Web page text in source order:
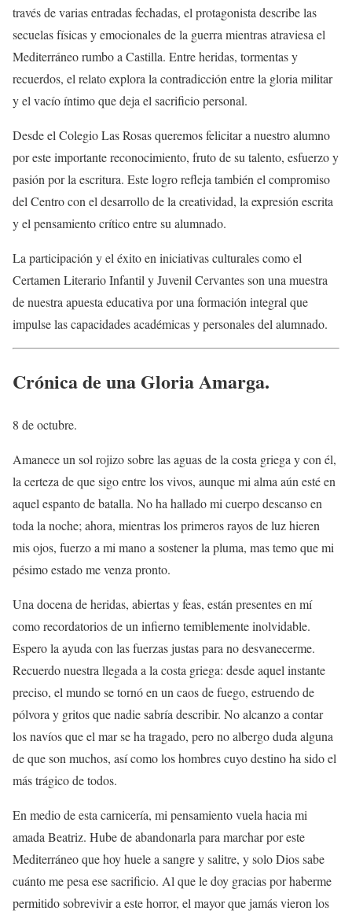
través de varias entradas fechadas, el protagonista describe las
secuelas físicas y emocionales de la guerra mientras atraviesa el
Mediterráneo rumbo a Castilla. Entre heridas, tormentas y
recuerdos, el relato explora la contradicción entre la gloria militar
y el vacío íntimo que deja el sacrificio personal.
Desde el Colegio Las Rosas queremos felicitar a nuestro alumno
por este importante reconocimiento, fruto de su talento, esfuerzo y
pasión por la escritura. Este logro refleja también el compromiso
del Centro con el desarrollo de la creatividad, la expresión escrita
y el pensamiento crítico entre su alumnado.
La participación y el éxito en iniciativas culturales como el
Certamen Literario Infantil y Juvenil Cervantes son una muestra
de nuestra apuesta educativa por una formación integral que
impulse las capacidades académicas y personales del alumnado.
Crónica de una Gloria Amarga.
8 de octubre.
Amanece un sol rojizo sobre las aguas de la costa griega y con él,
la certeza de que sigo entre los vivos, aunque mi alma aún esté en
aquel espanto de batalla. No ha hallado mi cuerpo descanso en
toda la noche; ahora, mientras los primeros rayos de luz hieren
mis ojos, fuerzo a mi mano a sostener la pluma, mas temo que mi
pésimo estado me venza pronto.
Una docena de heridas, abiertas y feas, están presentes en mí
como recordatorios de un infierno temiblemente inolvidable.
Espero la ayuda con las fuerzas justas para no desvanecerme.
Recuerdo nuestra llegada a la costa griega: desde aquel instante
preciso, el mundo se tornó en un caos de fuego, estruendo de
pólvora y gritos que nadie sabría describir. No alcanzo a contar
los navíos que el mar se ha tragado, pero no albergo duda alguna
de que son muchos, así como los hombres cuyo destino ha sido el
más trágico de todos.
En medio de esta carnicería, mi pensamiento vuela hacia mi
amada Beatriz. Hube de abandonarla para marchar por este
Mediterráneo que hoy huele a sangre y salitre, y solo Dios sabe
cuánto me pesa ese sacrificio. Al que le doy gracias por haberme
permitido sobrevivir a este horror, el mayor que jamás vieron los